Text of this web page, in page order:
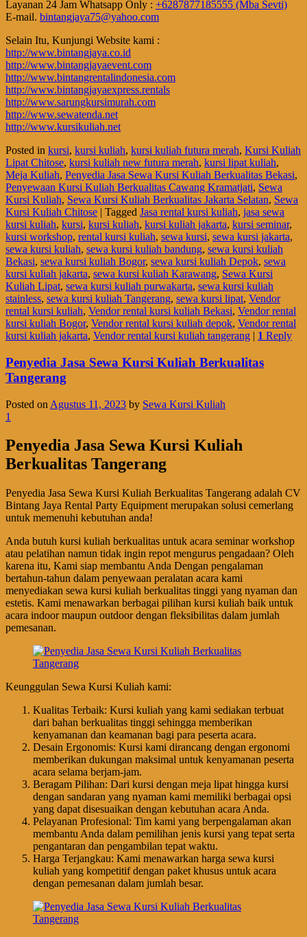
Layanan 24 Jam Whatsapp Only : +6287877185555 (Mba Sevti)
E-mail. bintangjaya75@yahoo.com
Selain Itu, Kunjungi Website kami :
http://www.bintangjaya.co.id
http://www.bintangjayaevent.com
http://www.bintangrentalindonesia.com
http://www.bintangjayaexpress.rentals
http://www.sarungkursimurah.com
http://www.sewatenda.net
http://www.kursikuliah.net
Posted in kursi, kursi kuliah, kursi kuliah futura merah, Kursi Kuliah
Lipat Chitose, kursi kuliah new futura merah, kursi lipat kuliah,
Meja Kuliah, Penyedia Jasa Sewa Kursi Kuliah Berkualitas Bekasi,
Penyewaan Kursi Kuliah Berkualitas Cawang Kramatjati, Sewa
Kursi Kuliah, Sewa Kursi Kuliah Berkualitas Jakarta Selatan, Sewa
Kursi Kuliah Chitose | Tagged Jasa rental kursi kuliah, jasa sewa
kursi kuliah, kursi, kursi kuliah, kursi kuliah jakarta, kursi seminar,
kursi workshop, rental kursi kuliah, sewa kursi, sewa kursi jakarta,
sewa kursi kuliah, sewa kursi kuliah bandung, sewa kursi kuliah
Bekasi, sewa kursi kuliah Bogor, sewa kursi kuliah Depok, sewa
kursi kuliah jakarta, sewa kursi kuliah Karawang, Sewa Kursi
Kuliah Lipat, sewa kursi kuliah purwakarta, sewa kursi kuliah
stainless, sewa kursi kuliah Tangerang, sewa kursi lipat, Vendor
rental kursi kuliah, Vendor rental kursi kuliah Bekasi, Vendor rental
kursi kuliah Bogor, Vendor rental kursi kuliah depok, Vendor rental
kursi kuliah jakarta, Vendor rental kursi kuliah tangerang | 1 Reply
Penyedia Jasa Sewa Kursi Kuliah Berkualitas
Tangerang
Posted on Agustus 11, 2023 by Sewa Kursi Kuliah
1
Penyedia Jasa Sewa Kursi Kuliah
Berkualitas Tangerang
Penyedia Jasa Sewa Kursi Kuliah Berkualitas Tangerang adalah CV
Bintang Jaya Rental Party Equipment merupakan solusi cemerlang
untuk memenuhi kebutuhan anda!
Anda butuh kursi kuliah berkualitas untuk acara seminar workshop
atau pelatihan namun tidak ingin repot mengurus pengadaan? Oleh
karena itu, Kami siap membantu Anda Dengan pengalaman
bertahun-tahun dalam penyewaan peralatan acara kami
menyediakan sewa kursi kuliah berkualitas tinggi yang nyaman dan
estetis. Kami menawarkan berbagai pilihan kursi kuliah baik untuk
acara indoor maupun outdoor dengan fleksibilitas dalam jumlah
pemesanan.
Keunggulan Sewa Kursi Kuliah kami:
Kualitas Terbaik: Kursi kuliah yang kami sediakan terbuat
dari bahan berkualitas tinggi sehingga memberikan
kenyamanan dan keamanan bagi para peserta acara.
Desain Ergonomis: Kursi kami dirancang dengan ergonomi
memberikan dukungan maksimal untuk kenyamanan peserta
acara selama berjam-jam.
Beragam Pilihan: Dari kursi dengan meja lipat hingga kursi
dengan sandaran yang nyaman kami memiliki berbagai opsi
yang dapat disesuaikan dengan kebutuhan acara Anda.
Pelayanan Profesional: Tim kami yang berpengalaman akan
membantu Anda dalam pemilihan jenis kursi yang tepat serta
pengantaran dan pengambilan tepat waktu.
Harga Terjangkau: Kami menawarkan harga sewa kursi
kuliah yang kompetitif dengan paket khusus untuk acara
dengan pemesanan dalam jumlah besar.